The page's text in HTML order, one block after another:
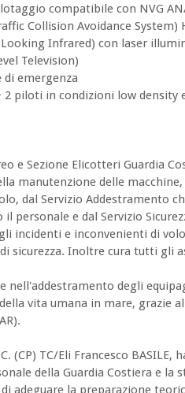
compatibile con NVG
Collision Avoidance System)
Looking Infrared) con laser
Television)
emergenza
2 piloti in condizioni low density
e Sezione Elicotteri Guardia
manutenzione delle
dal Servizio Addestramento
personale e dal Servizio
incidenti e inconvenienti di
sicurezza. Inoltre cura tutti gli
nell'addestramento degli
vita umana in mare, grazie
(CP) TC/Eli Francesco
della Guardia Costiera e la
adeguare la preparazione